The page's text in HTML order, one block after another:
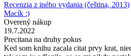
Recenzia z iného vydania (čeština, 2013)
Macík :)
Overený nákup
19.7.2022
Precitana na druhy pokus
Ked som knihu zacala citat prvy krat,